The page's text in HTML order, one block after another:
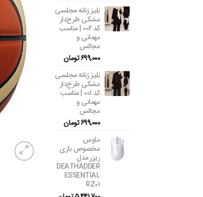
بلیز زنانه مجلسی
مشکی طرح‌دار
کد 002 | مناسب
مهمانی و
مجالس
699,000تومان
بلیز زنانه مجلسی
مشکی طرح‌دار
کد 001 | مناسب
مهمانی و
مجالس
699,000تومان
ماوس
مخصوص بازی
ریزر مدل
DEATHADDER
ESSENTIAL
RZ01